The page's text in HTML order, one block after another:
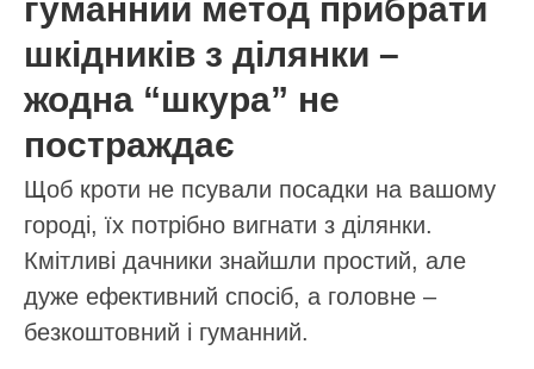
гуманний метод прибрати
шкідників з ділянки –
жодна “шкура” не
постраждає
Щоб кроти не псували посадки на вашому
городі, їх потрібно вигнати з ділянки.
Кмітливі дачники знайшли простий, але
дуже ефективний спосіб, а головне –
безкоштовний і гуманний.